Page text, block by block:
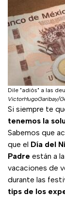
Dile "adiós" a las
VictorHugoGaribay/
Si siempre te
tenemos la
Sabemos que
que el Día del
Padre están a
vacaciones de
durante las
tips de los